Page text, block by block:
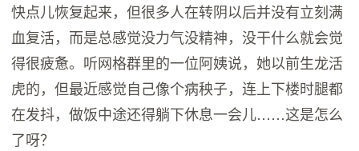
快点儿恢复起来，但很多人在转阴以后并没有立刻满
血复活，而是总感觉没力气没精神，没干什么就会觉
得很疲惫。听网格群里的一位阿姨说，她以前生龙活
虎的，但最近感觉自己像个病秧子，连上下楼时腿都
在发抖，做饭中途还得躺下休息一会儿……这是怎么
了呀？